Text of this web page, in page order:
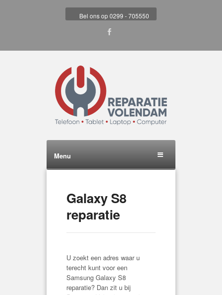
Bel ons op 0299 - 705550
Menu
Galaxy S8
reparatie
U zoekt een adres waar u
terecht kunt voor een
Samsung Galaxy S8
reparatie? Dan zit u bij